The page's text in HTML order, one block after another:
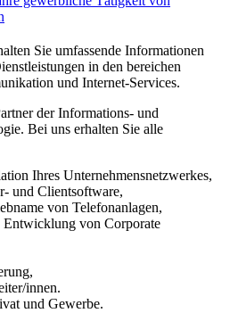
Sie umfassende Informationen
in den bereichen
und Internet-Services.
der Informations- und
Bei uns erhalten Sie alle
Ihres Unternehmensnetzwerkes,
und Clientsoftware,
von Telefonanlagen,
von Corporate
innen.
und Gewerbe.